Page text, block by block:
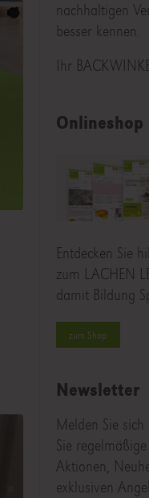
nachhaltigen
besser kennen.
Ihr
Onlineshop
Entdecken Sie
zum LACHEN
damit Bildung
zum Shop
Newsletter
Melden Sie
Sie
Aktionen,
exklusiven